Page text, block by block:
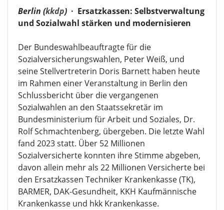
Berlin (kkdp) · Ersatzkassen: Selbstverwaltung
und Sozialwahl stärken und modernisieren
Der Bundeswahlbeauftragte für die
Sozialversicherungswahlen, Peter Weiß, und
seine Stellvertreterin Doris Barnett haben heute
im Rahmen einer Veranstaltung in Berlin den
Schlussbericht über die vergangenen
Sozialwahlen an den Staatssekretär im
Bundesministerium für Arbeit und Soziales, Dr.
Rolf Schmachtenberg, übergeben. Die letzte Wahl
fand 2023 statt. Über 52 Millionen
Sozialversicherte konnten ihre Stimme abgeben,
davon allein mehr als 22 Millionen Versicherte bei
den Ersatzkassen Techniker Krankenkasse (TK),
BARMER, DAK-Gesundheit, KKH Kaufmännische
Krankenkasse und hkk Krankenkasse.